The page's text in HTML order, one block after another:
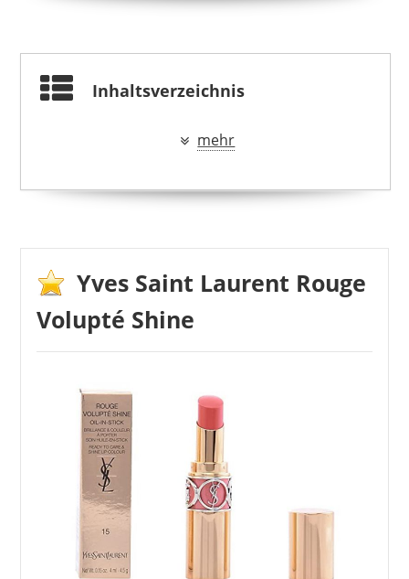
YVES SAINT LAURENT
Inhaltsverzeichnis
mehr
Yves Saint Laurent Rouge
Volupté Shine